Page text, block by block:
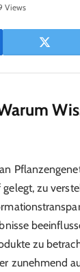
Views
zu
zu
zunehmend